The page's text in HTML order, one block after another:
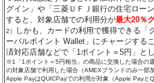
グイン」や「三菱ＵＦＪ銀行の住宅ロー
すると、対象店舗での利用分が最大20％
2）
しかも、カードの利用で獲得できる「
ーバルポイント Wallet」にチャージする
済対応店舗などで「1ポイント＝5円」と
※1「1ポイント＝5円相当」の商品に交換した場合の
の対象店舗で利用した場合（AMEXブランドのみ一部
Apple PayはQUICPayでの利用が対象（Apple Payと